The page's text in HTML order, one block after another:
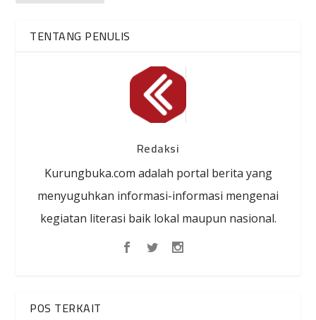
TENTANG PENULIS
Redaksi
Kurungbuka.com adalah portal berita yang
menyuguhkan informasi-informasi mengenai
kegiatan literasi baik lokal maupun nasional.
POS TERKAIT